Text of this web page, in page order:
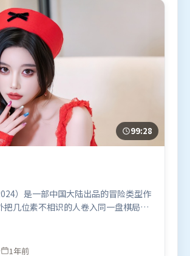
99:28
）是一部中国大陆出品的冒险类型作
把几位素不相识的人卷入同一盘棋局，
替上演。摄影与美术共同营造出强烈地
沉浸感。由宁浩执导，张译、孙艺珍、
泽雅美、阿米尔·汗等联袂出演。影片
1年前